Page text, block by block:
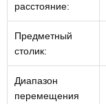
расстояние:
Предметный
столик:
Диапазон
перемещения